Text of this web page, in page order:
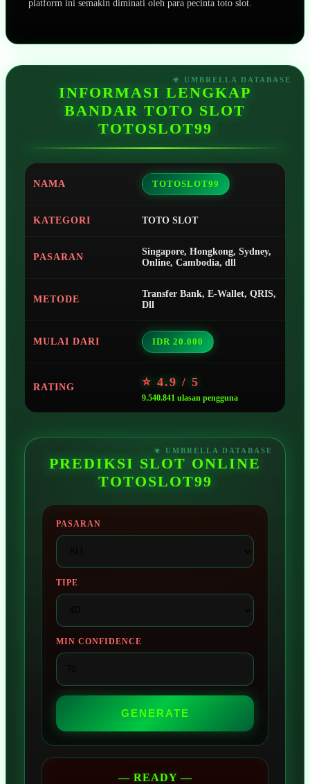
platform ini semakin diminati oleh para pecinta toto slot.
INFORMASI LENGKAP
BANDAR TOTO SLOT
TOTOSLOT99
NAMA TOTOSLOT99
KATEGORI TOTO SLOT
PASARAN
Singapore, Hongkong, Sydney,
Online, Cambodia, dll
METODE
Transfer Bank, E-Wallet, QRIS,
Dll
MULAI DARI IDR 20.000
RATING ⭐ 4.9 / 5
9.540.841 ulasan pengguna
PREDIKSI SLOT ONLINE
TOTOSLOT99
PASARAN
TIPE
MIN CONFIDENCE
GENERATE
— READY —